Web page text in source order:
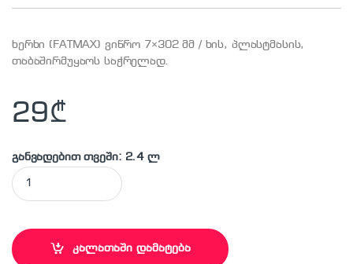
ხერხი (FATMAX) ვიწრო 7×302 მმ / ხის, პლასტმასის,
თაბაშირმუყაოს საჭრელად.
29₾
განვადებით თვეში: 2.4 ლ
STANLEY - 0-20-556 ხერხი quantity
კალათაში დამატება